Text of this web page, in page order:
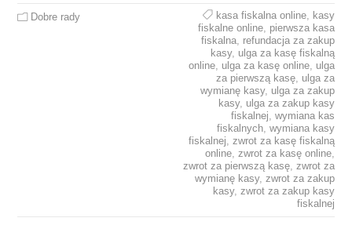
Dobre rady kasa fiskalna online, kasy
fiskalne online, pierwsza kasa
fiskalna, refundacja za zakup
kasy, ulga za kasę fiskalną
online, ulga za kasę online, ulga
za pierwszą kasę, ulga za
wymianę kasy, ulga za zakup
kasy, ulga za zakup kasy
fiskalnej wymiana kas
fiskalnych, wymiana kasy
fiskalnej zwrot za kasę fiskalną
online, zwrot za kasę online,
zwrot za pierwszą kasę, zwrot za
wymianę kasy, zwrot za zakup
kasy, zwrot za zakup kasy
fiskalnej